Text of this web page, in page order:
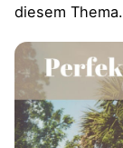
diesem Thema.